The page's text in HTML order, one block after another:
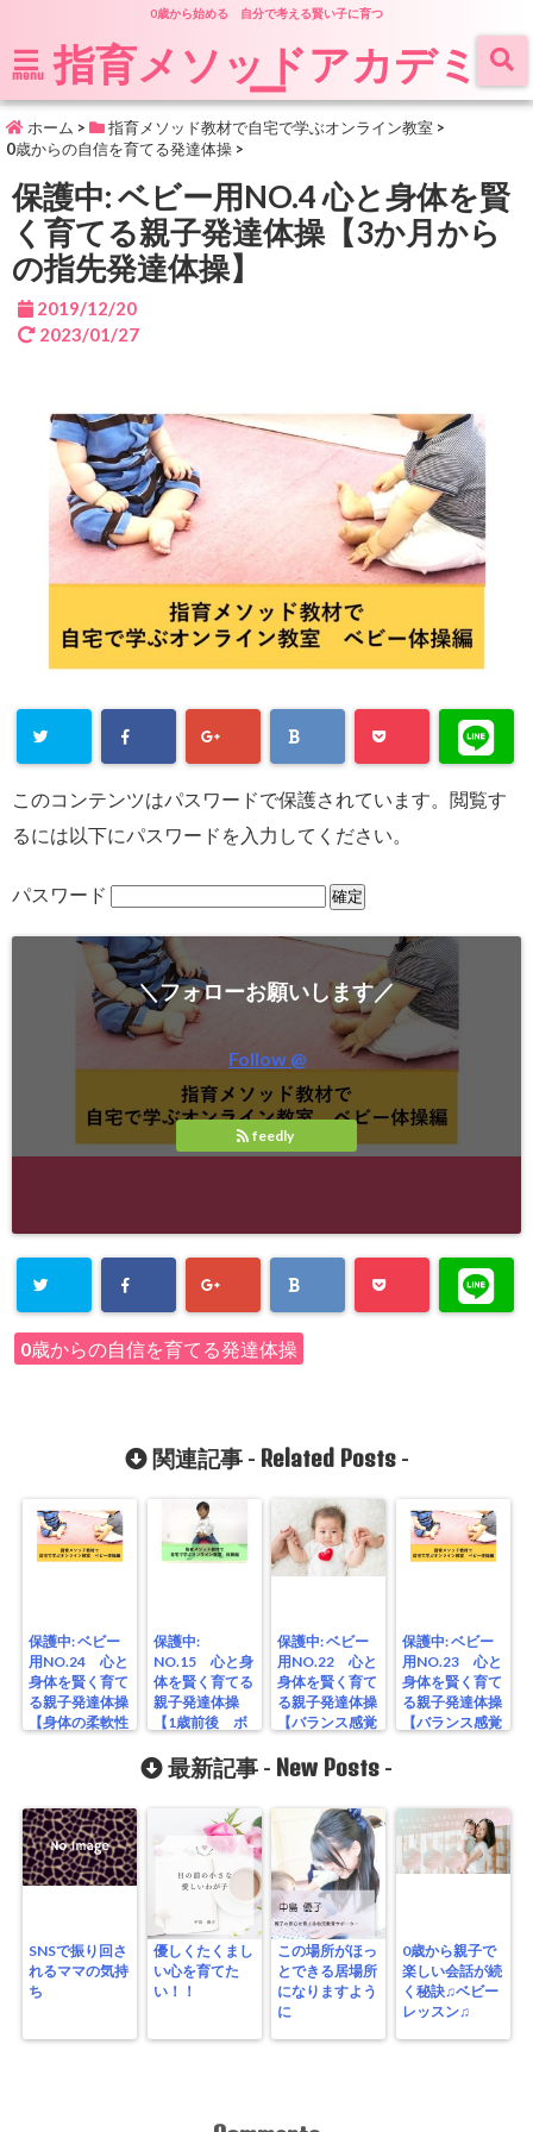
0歳から始める 自分で考える賢い子に育つ
menu 指育メソッドアカデミ
ー
ホーム > 指育メソッド教材で自宅で学ぶオンライン教室 >
0歳からの自信を育てる発達体操 >
保護中: ベビー用NO.4 心と身体を賢
く育てる親子発達体操【3か月から
の指先発達体操】
2019/12/20
2023/01/27
このコンテンツはパスワードで保護されています。閲覧す
るには以下にパスワードを入力してください。
パスワード
＼フォローお願いします／
Follow @
feedly
0歳からの自信を育てる発達体操
関連記事 - Related Posts-
保護中: ベビー
用NO.24 心と
身体を賢く育て
る親子発達体操
【身体の柔軟性
保護中:
NO.15 心と身
体を賢く育てる
親子発達体操
【1歳前後 ボ
保護中: ベビー
用NO.22 心と
身体を賢く育て
る親子発達体操
【バランス感覚
保護中: ベビー
用NO.23 心と
身体を賢く育て
る親子発達体操
【バランス感覚
最新記事 - New Posts -
SNSで振り回さ
れるママの気持
ち
優しくたくまし
い心を育てた
い！！
この場所がほっ
とできる居場所
になりますよう
に
0歳から親子で
楽しい会話が続
く秘訣♫ベビー
レッスン♫